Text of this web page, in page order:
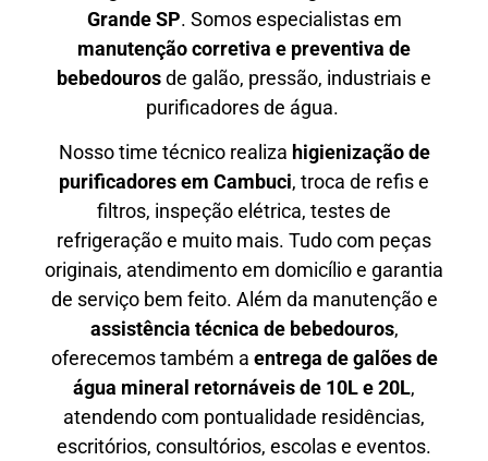
Grande SP. Somos especialistas em
manutenção corretiva e preventiva de
bebedourosde galão, pressão, industriais e
purificadores de água.
Nosso time técnico realiza higienização de
purificadores em Cambuci, troca de refis e
filtros, inspeção elétrica, testes de
refrigeração e muito mais. Tudo com peças
originais, atendimento em domicílio e garantia
de serviço bem feito. Além da manutenção e
assistência técnica de bebedouros,
oferecemos também a entrega de galões de
água mineral retornáveis de 10L e 20L,
atendendo com pontualidade residências,
escritórios, consultórios, escolas e eventos.